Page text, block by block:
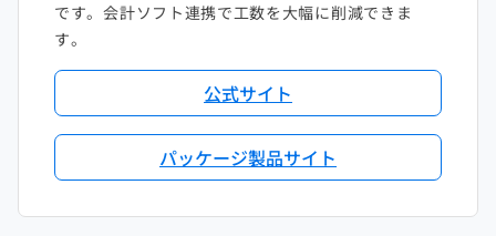
です。会計ソフト連携で工数を大幅に削減できま
す。
公式サイト
パッケージ製品サイト